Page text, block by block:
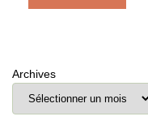
Archives